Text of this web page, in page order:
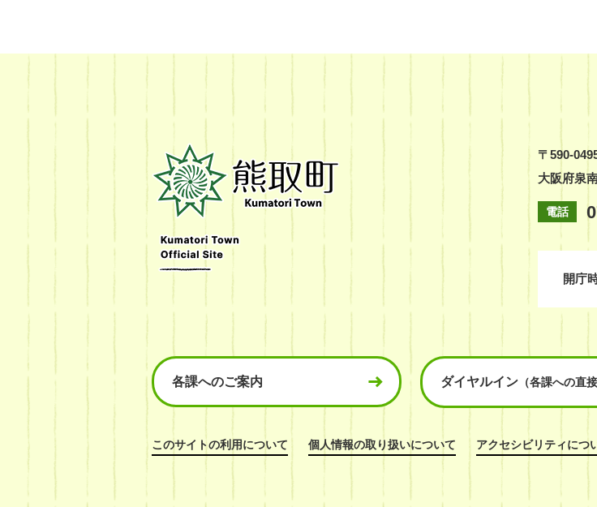
町
Kumatori
Town
Official
Site
〒590-
大阪府泉
電話
開庁
各課へのご案内 ダイヤルイン （各課への直
このサイトの利用について 個人情報の取り扱いについて アクセシビリティにつ